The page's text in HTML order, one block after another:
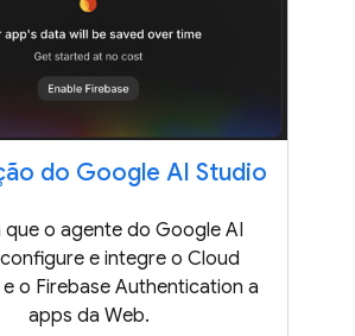
do Google AI Studio
que o agente do Google AI
e integre o Cloud
o Firebase Authentication a
apps da Web.